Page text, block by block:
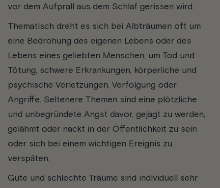
vor dem Aufprall aus dem Schlaf gerissen wird.
Thematisch dreht es sich bei Albträumen oft um
eine Bedrohung des eigenen Lebens oder des
Lebens eines geliebten Menschen, um Tod und
Tötung, schwere Erkrankungen, körperliche und
psychische Verletzungen, Verfolgung oder
Angriffe. Seltenere Themen sind eine plötzliche
und unbegründete Angst davor, gejagt zu werden,
gelähmt oder nackt in der Öffentlichkeit zu sein
oder sich bei einem wichtigen Ereignis zu
verspäten.
Gute und schlechte Träume sind individuell sehr